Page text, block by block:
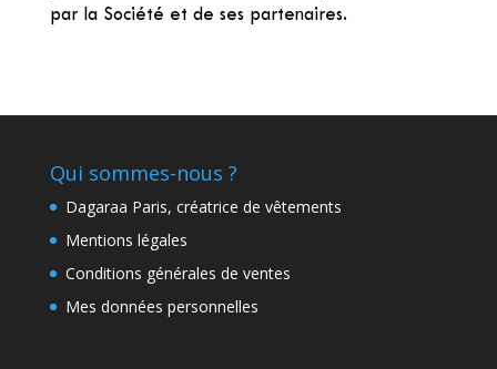
par la Société et de ses partenaires.
Qui sommes-nous ?
Dagaraa Paris, créatrice de vêtements
Mentions légales
Conditions générales de ventes
Mes données personnelles